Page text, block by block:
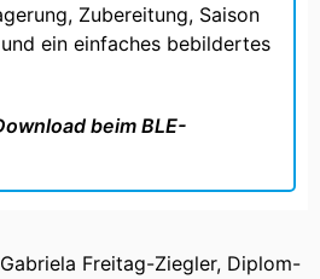
Zubereitung, Saison
ein einfaches bebildertes
beim BLE-
Freitag-Ziegler, Diplom-